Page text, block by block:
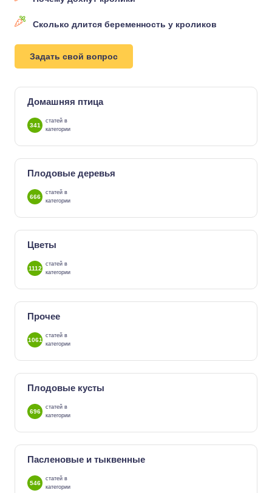
Сколько длится беременность у кроликов
Задать свой вопрос
Домашняя птица
341
статей в
категории
Плодовые деревья
666
статей в
категории
Цветы
1112
статей в
категории
Прочее
1061
статей в
категории
Плодовые кусты
696
статей в
категории
Пасленовые и тыквенные
546
статей в
категории